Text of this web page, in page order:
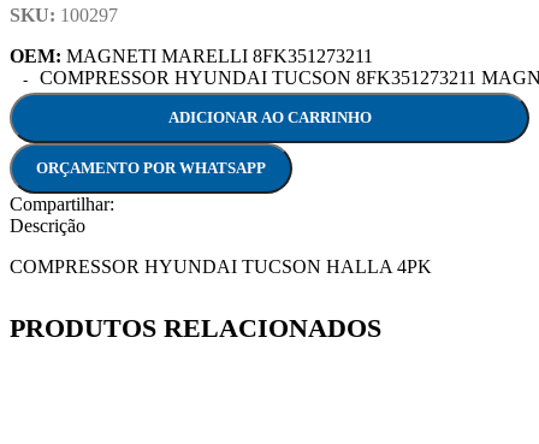
SKU: 100297
OEM: MAGNETI MARELLI 8FK351273211
COMPRESSOR HYUNDAI TUCSON 8FK351273211
ADICIONAR AO CARRINHO
ORÇAMENTO POR WHATSAPP
Compartilhar:
Descrição
COMPRESSOR HYUNDAI TUCSON HALLA 4PK
PRODUTOS RELACIONADOS